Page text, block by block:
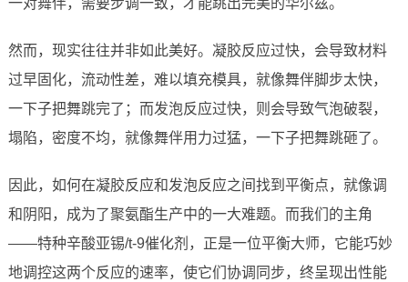
一对舞伴，需要步调一致，才能跳出完美的华尔兹。
然而，现实往往并非如此美好。凝胶反应过快，会导致材料
过早固化，流动性差，难以填充模具，就像舞伴脚步太快，
一下子把舞跳完了；而发泡反应过快，则会导致气泡破裂，
塌陷，密度不均，就像舞伴用力过猛，一下子把舞跳砸了。
因此，如何在凝胶反应和发泡反应之间找到平衡点，就像调
和阴阳，成为了聚氨酯生产中的一大难题。而我们的主角
——特种辛酸亚锡/t-9催化剂，正是一位平衡大师，它能巧妙
地调控这两个反应的速率，使它们协调同步，终呈现出性能